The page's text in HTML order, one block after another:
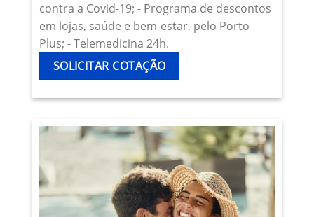
contra a Covid-19; - Programa de descontos
em lojas, saúde e bem-estar, pelo Porto
Plus; - Telemedicina 24h.
SOLICITAR COTAÇÃO